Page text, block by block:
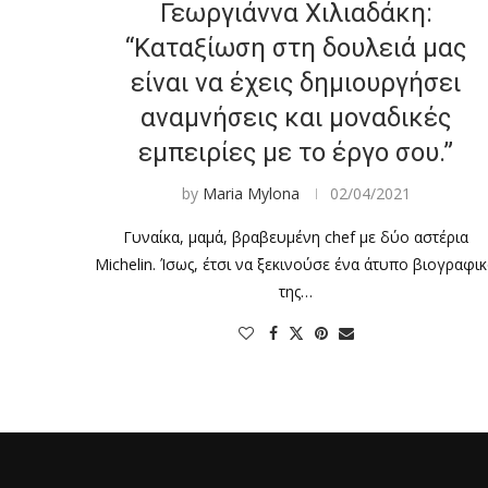
Γεωργιάννα Χιλιαδάκη:
“Καταξίωση στη δουλειά μας
είναι να έχεις δημιουργήσει
αναμνήσεις και μοναδικές
εμπειρίες με το έργο σου.”
by Maria Mylona 02/04/2021
Γυναίκα, μαμά, βραβευμένη chef με δύο αστέρια
Michelin. Ίσως, έτσι να ξεκινούσε ένα άτυπο
της…